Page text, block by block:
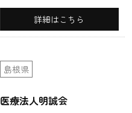
詳細はこちら
島根県
医療法人明誠会